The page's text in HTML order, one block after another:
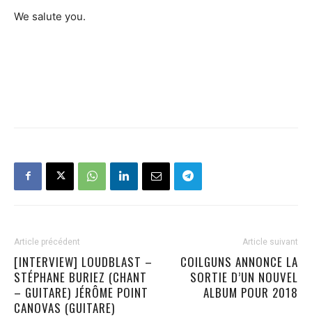
We salute you.
Article précédent
[INTERVIEW] LOUDBLAST –
STÉPHANE BURIEZ (CHANT
– GUITARE) JÉRÔME POINT
CANOVAS (GUITARE)
Article suivant
COILGUNS ANNONCE LA
SORTIE D’UN NOUVEL
ALBUM POUR 2018